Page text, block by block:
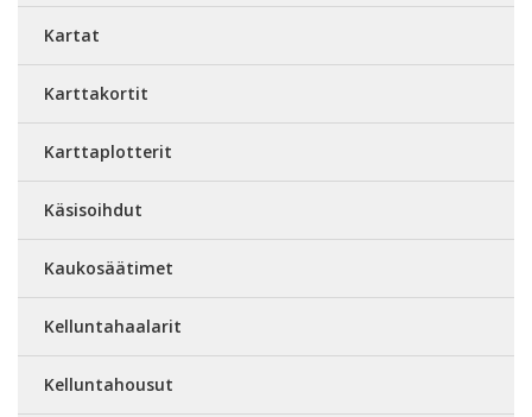
Kartat
Karttakortit
Karttaplotterit
Käsisoihdut
Kaukosäätimet
Kelluntahaalarit
Kelluntahousut